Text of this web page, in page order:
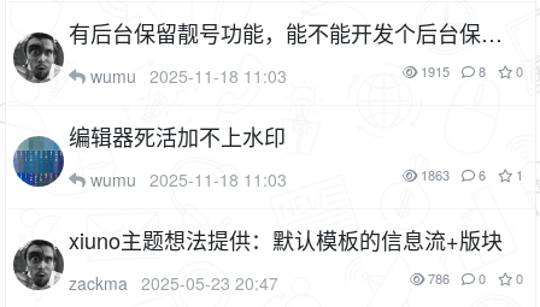
有后台保留靓号功能，能不能开发个后台保留
用户名功能啊
wumu 2025-11-18 11:03 1915 8 0
编辑器死活加不上水印
wumu 2025-11-18 11:03 1863 6 1
xiuno主题想法提供：默认模板的信息流+版块
zackma 2025-05-23 20:47 786 0 0